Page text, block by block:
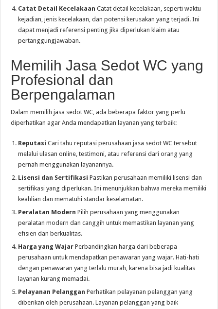
Catat Detail Kecelakaan Catat detail kecelakaan, seperti waktu
kejadian, jenis kecelakaan, dan potensi kerusakan yang terjadi. Ini
dapat menjadi referensi penting jika diperlukan klaim atau
pertanggungjawaban.
Memilih Jasa Sedot WC yang
Profesional dan
Berpengalaman
Dalam memilih jasa sedot WC, ada beberapa faktor yang perlu
diperhatikan agar Anda mendapatkan layanan yang terbaik:
Reputasi Cari tahu reputasi perusahaan jasa sedot WC tersebut
melalui ulasan online, testimoni, atau referensi dari orang yang
pernah menggunakan layanannya.
Lisensi dan Sertifikasi Pastikan perusahaan memiliki lisensi dan
sertifikasi yang diperlukan. Ini menunjukkan bahwa mereka memiliki
keahlian dan mematuhi standar keselamatan.
Peralatan Modern Pilih perusahaan yang menggunakan
peralatan modern dan canggih untuk memastikan layanan yang
efisien dan berkualitas.
Harga yang Wajar Perbandingkan harga dari beberapa
perusahaan untuk mendapatkan penawaran yang wajar. Hati-hati
dengan penawaran yang terlalu murah, karena bisa jadi kualitas
layanan kurang memadai.
Pelayanan Pelanggan Perhatikan pelayanan pelanggan yang
diberikan oleh perusahaan. Layanan pelanggan yang baik